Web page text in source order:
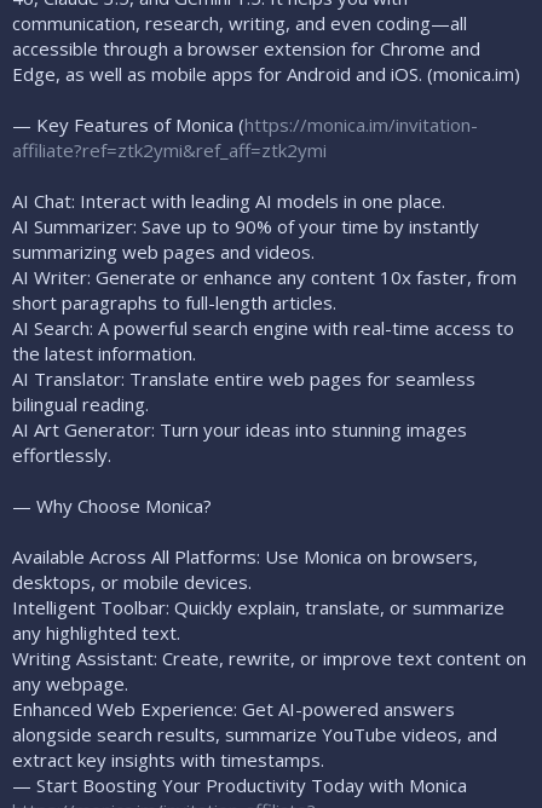
communication, research, writing, and even coding—all
accessible through a browser extension for Chrome and
Edge, as well as mobile apps for Android and iOS. (monica.im)
— Key Features of Monica (https://monica.im/invitation-
affiliate?ref=ztk2ymi&ref_aff=ztk2ymi
AI Chat: Interact with leading AI models in one place.
AI Summarizer: Save up to 90% of your time by instantly
summarizing web pages and videos.
AI Writer: Generate or enhance any content 10x faster, from
short paragraphs to full-length articles.
AI Search: A powerful search engine with real-time access to
the latest information.
AI Translator: Translate entire web pages for seamless
bilingual reading.
AI Art Generator: Turn your ideas into stunning images
effortlessly.
— Why Choose Monica?
Available Across All Platforms: Use Monica on browsers,
desktops, or mobile devices.
Intelligent Toolbar: Quickly explain, translate, or summarize
any highlighted text.
Writing Assistant: Create, rewrite, or improve text content on
any webpage.
Enhanced Web Experience: Get AI-powered answers
alongside search results, summarize YouTube videos, and
extract key insights with timestamps.
— Start Boosting Your Productivity Today with Monica